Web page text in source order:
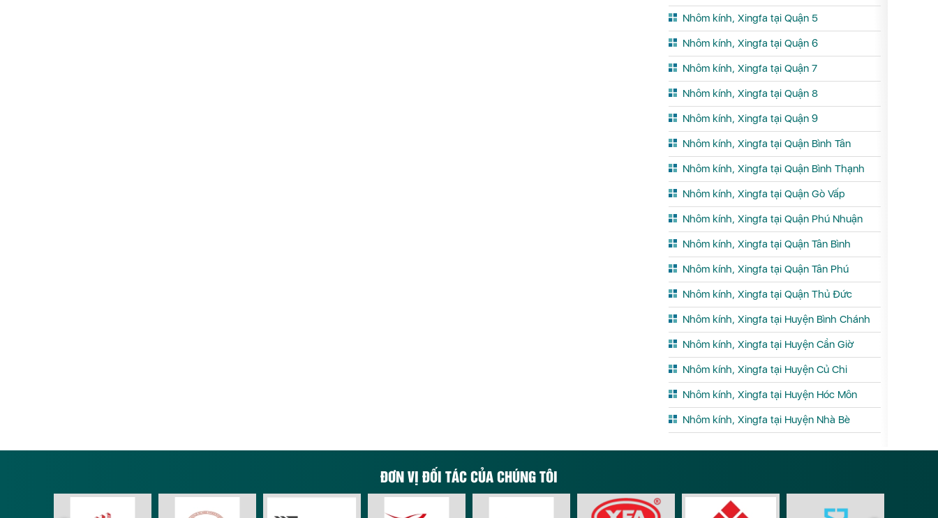
Nhôm kính, Xingfa tại Quận 5
Nhôm kính, Xingfa tại Quận 6
Nhôm kính, Xingfa tại Quận 7
Nhôm kính, Xingfa tại Quận 8
Nhôm kính, Xingfa tại Quận 9
Nhôm kính, Xingfa tại Quận Bình Tân
Nhôm kính, Xingfa tại Quận Bình Thạnh
Nhôm kính, Xingfa tại Quận Gò Vấp
Nhôm kính, Xingfa tại Quận Phú Nhuận
Nhôm kính, Xingfa tại Quận Tân Bình
Nhôm kính, Xingfa tại Quận Tân Phú
Nhôm kính, Xingfa tại Quận Thủ Đức
Nhôm kính, Xingfa tại Huyện Bình Chánh
Nhôm kính, Xingfa tại Huyện Cần Giờ
Nhôm kính, Xingfa tại Huyện Củ Chi
Nhôm kính, Xingfa tại Huyện Hóc Môn
Nhôm kính, Xingfa tại Huyện Nhà Bè
ĐƠN VỊ ĐỐI TÁC CỦA CHÚNG TÔI